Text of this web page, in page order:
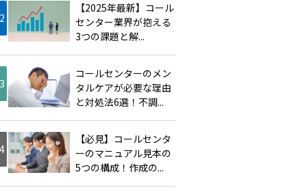
【2025年最新】コール
センター業界が抱える
3つの課題と解...
コールセンターのメン
タルケアが必要な理由
と対処法6選！不調...
【必見】コールセンタ
ーのマニュアル見本の
5つの構成！作成の...